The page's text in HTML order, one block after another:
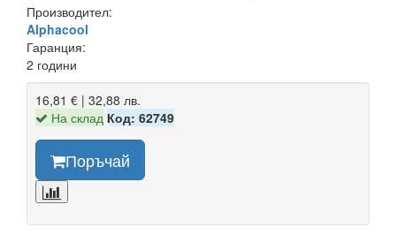
Производител:
Alphacool
Гаранция:
2 години
16,81 € | 32,88 лв.
На склад Код: 62749
Поръчай